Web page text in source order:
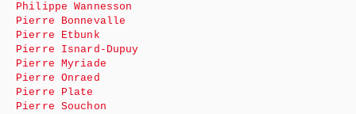
Philippe Wannesson
Pierre Bonnevalle
Pierre Etbunk
Pierre Isnard-Dupuy
Pierre Myriade
Pierre Onraed
Pierre Plate
Pierre Souchon